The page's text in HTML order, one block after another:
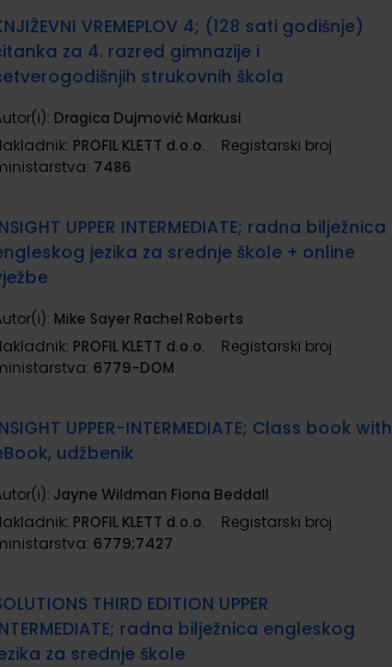
VREMEPLOV 4; (128 sati godišnje)
za 4. razred gimnazije i
strukovnih škola
Dragica Dujmović Markusi
PROFIL KLETT d.o.o.
Registarski broj
7486
UPPER INTERMEDIATE; radna bilježnica
jezika za srednje škole + online
Mike Sayer Rachel Roberts
PROFIL KLETT d.o.o.
Registarski broj
6779-DOM
UPPER-INTERMEDIATE; Class book with
udžbenik
Jayne Wildman Fiona Beddall
PROFIL KLETT d.o.o.
Registarski broj
6779;7427
THIRD EDITION UPPER
radna bilježnica engleskog
za srednje škole